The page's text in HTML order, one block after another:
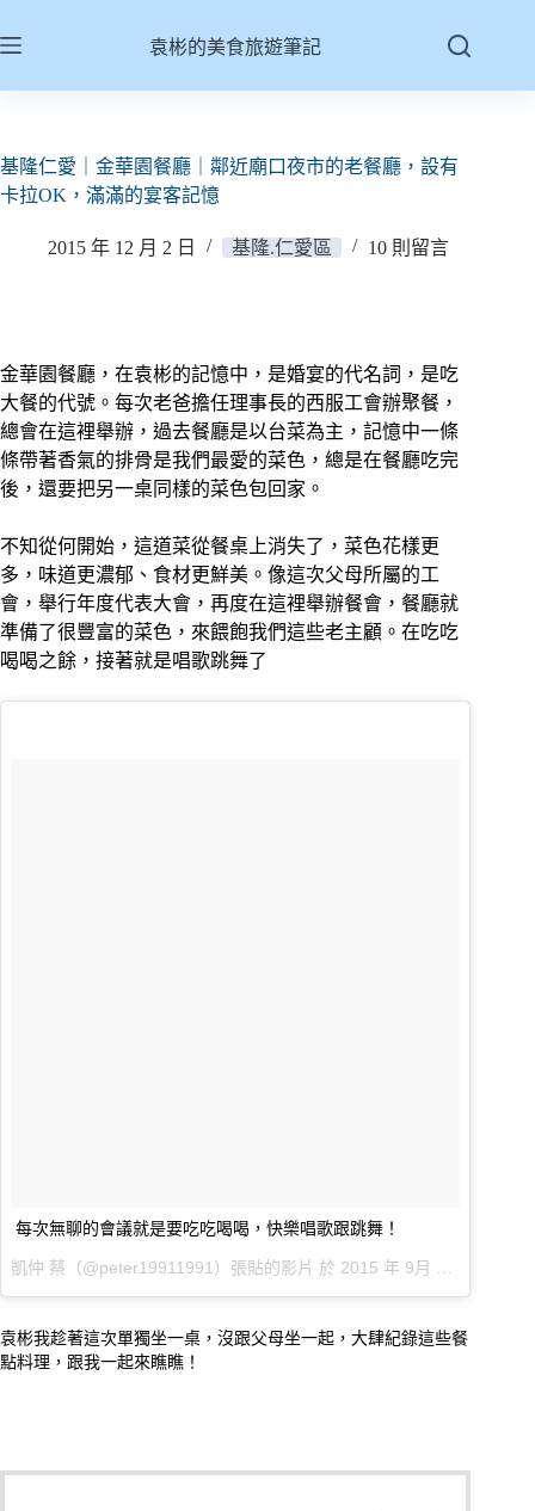
至
容
袁彬的美食旅遊筆記
基隆仁愛｜金華園餐廳｜鄰近廟口夜市的老餐廳，設有
卡拉OK，滿滿的宴客記憶
2015 年 12 月 2 日 基隆.仁愛區 10 則留言
金華園餐廳，在袁彬的記憶中，是婚宴的代名詞，是吃
大餐的代號。每次老爸擔任理事長的西服工會辦聚餐，
總會在這裡舉辦，過去餐廳是以台菜為主，記憶中一條
條帶著香氣的排骨是我們最愛的菜色，總是在餐廳吃完
後，還要把另一桌同樣的菜色包回家。
不知從何開始，這道菜從餐桌上消失了，菜色花樣更
多，味道更濃郁、食材更鮮美。像這次父母所屬的工
會，舉行年度代表大會，再度在這裡舉辦餐會，餐廳就
準備了很豐富的菜色，來餵飽我們這些老主顧。在吃吃
喝喝之餘，接著就是唱歌跳舞了
每次無聊的會議就是要吃吃喝喝，快樂唱歌跟跳舞！
凱仲 蔡（@peter19911991）張貼的影片 於 2015 年 9月 月 14 8:02上午 PDT
袁彬我趁著這次單獨坐一桌，沒跟父母坐一起，大肆紀錄這些餐
點料理，跟我一起來瞧瞧！